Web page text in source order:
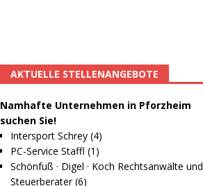
AKTUELLE STELLENANGEBOTE
Namhafte Unternehmen in Pforzheim
suchen Sie!
Intersport Schrey (4)
PC-Service Staffl (1)
Schönfuß · Digel · Koch Rechtsanwälte und
Steuerberater (6)